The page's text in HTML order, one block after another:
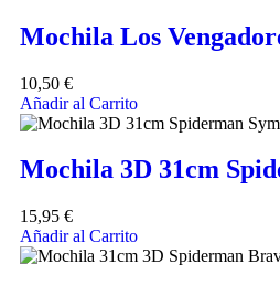
Mochila Los
10,50 €
Añadir al Carrito
Mochila 3D 31cm
15,95 €
Añadir al Carrito